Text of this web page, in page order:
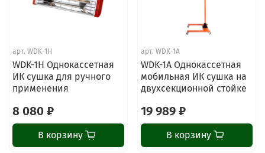
арт. WDK-1H
WDK-1H Однокассетная
ИК сушка для ручного
применения
8 080 ₽
В корзину
арт. WDK-1A
WDK-1A Однокассетная
мобильная ИК сушка на
двухсекционной стойке
19 989 ₽
В корзину